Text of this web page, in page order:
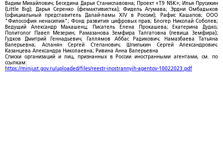
Вадим Михайлович; Беседина Дарья Станиславовна; Проект «T9 NSK»; Илья Прусикин
(Little Big); Дарья Серенко (фемактивистка); Фидель Агумава; Эрдни Омбадыков
(официальный представитель Далай-ламы XIV в России); Рафис Кашапов; ООО
"Философия ненасилия"; Фонд развития цифровых прав; Блогер Николай Соболев;
Ведущий Александр Макашенц; Писатель Елена Прокашева; Екатерина Дудко;
Политолог Павел Мезерин; Рамазанова Земфира Талгатовна (певица Земфира);
Гудков Дмитрий Геннадьевич; Галлямов Аббас Радикович; Намазбаева Татьяна
Валерьевна; Асланян Сергей Степанович; Шпилькин Сергей Александрович;
Казанцева Александра Николаевна; Ривина Анна Валерьевна
Списки организаций и лиц, признанных в России иностранными агентами, см. по
ссылкам:
https://minjust.gov.ru/uploaded/files/reestr-inostrannyih-agentov-10022023.pdf